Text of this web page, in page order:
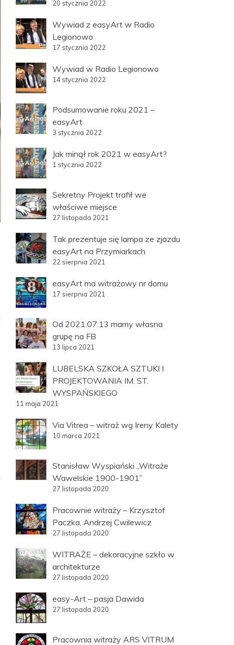
20 stycznia 2022
Wywiad z easyArt w Radio
Legionowo
17 stycznia 2022
Wywiad w Radio Legionowo
14 stycznia 2022
Podsumowanie roku 2021 –
easyArt
3 stycznia 2022
Jak minął rok 2021 w easyArt?
1 stycznia 2022
Sekretny Projekt trafił we
właściwe miejsce
27 listopada 2021
Tak prezentuje się lampa ze zjazdu
easyArt na Przymiarkach
22 sierpnia 2021
easyArt ma witrażowy nr domu
17 sierpnia 2021
Od 2021.07.13 mamy własna
grupę na FB
13 lipca 2021
LUBELSKA SZKOŁA SZTUKI I
PROJEKTOWANIA IM. ST.
WYSPAŃSKIEGO
11 maja 2021
Via Vitrea – witraż wg Ireny Kalety
10 marca 2021
Stanisław Wyspiański „Witraże
Wawelskie 1900-1901”
27 listopada 2020
Pracownie witraży – Krzysztof
Paczka, Andrzej Cwilewicz
27 listopada 2020
WITRAŻE – dekoracyjne szkło w
architekturze
27 listopada 2020
easy-Art – pasja Dawida
27 listopada 2020
Pracownia witraży ARS VITRUM